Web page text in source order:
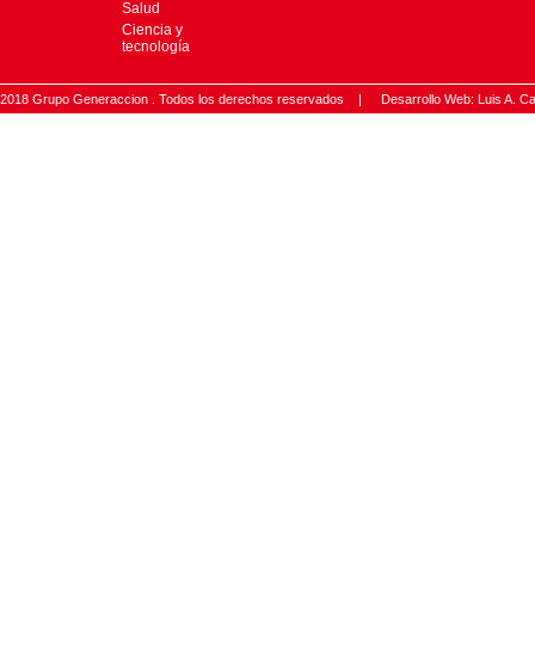
Salud
Ciencia y
tecnología
2018 Grupo Generaccion . Todos los derechos reservados | Desarrollo Web: Luis